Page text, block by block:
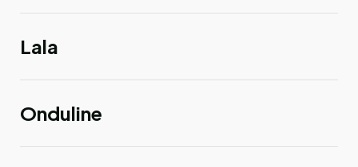
Lala
Onduline